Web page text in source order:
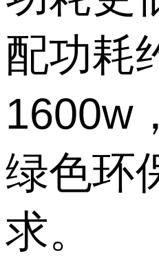
配功耗
1600w
绿色环
求。